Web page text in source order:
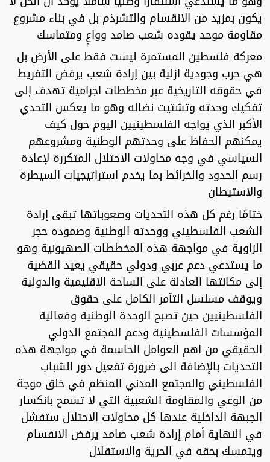
يكون بمزيد من الانقسام والتشرذم بل في بناء مشروع
مقاومة موحد يقوده شعب صامد وواعٍ ومتماسك
معركة فلسطين المستمرة ليست فقط على الأرض بل
هي حرب وجودية ازلية بين إرادة شعب يرفض التفريط
في حقوقه التاريخية عبر مخططات اجرامية تهدف إلى
تفكيك وحدته وتشتيت نضاله وهو ما يعكس التحدي
الأكبر الذي يواجه الفلسطينيين اليوم حول كيف
يمكنهم الحفاظ على وحدتهم الوطنية ومشروعهم
السياسي في وجه محاولات الاحتلال المتكررة لإعادة
رسم الحدود والخرائط بما يخدم استراتيجيات السيطرة
والاستيطان
ختامًا رغم كل هذه التحديات وصعوباتها تبقى إرادة
الشعب الفلسطيني ووحدته الوطنية وصموده حجر
الزاوية في مواجهة هذه المخططات الصهيونية وهو
ما يستدعي دعم عربي ودولي حقيقي يعيد القضية
إلى مكانتها العادلة على الساحة الاقليمية والدولية
ويوقف مسلسل التآمر الكامل على حقوق
الفلسطينيين حين تصبح الوحدة الوطنية وفعالية
المؤسسات الفلسطينية ودعم المجتمع الدولي
الحقيقي من اهم العوامل الحاسمة في مواجهة هذه
التحديات بالإضافة الى ضرورة تفعيل دور الشباب
الفلسطيني والمجتمع المدني المنظم في خلق موجة
من الوعي والمقاومة الشعبية التي لا تسمح بانكسار
الجبهة الداخلية عندها كل محاولات الاحتلال ستفشل
في النهاية أمام إرادة شعب صامد يرفض الانفسام
ويتمسك بحقه في الحرية والاستقلال